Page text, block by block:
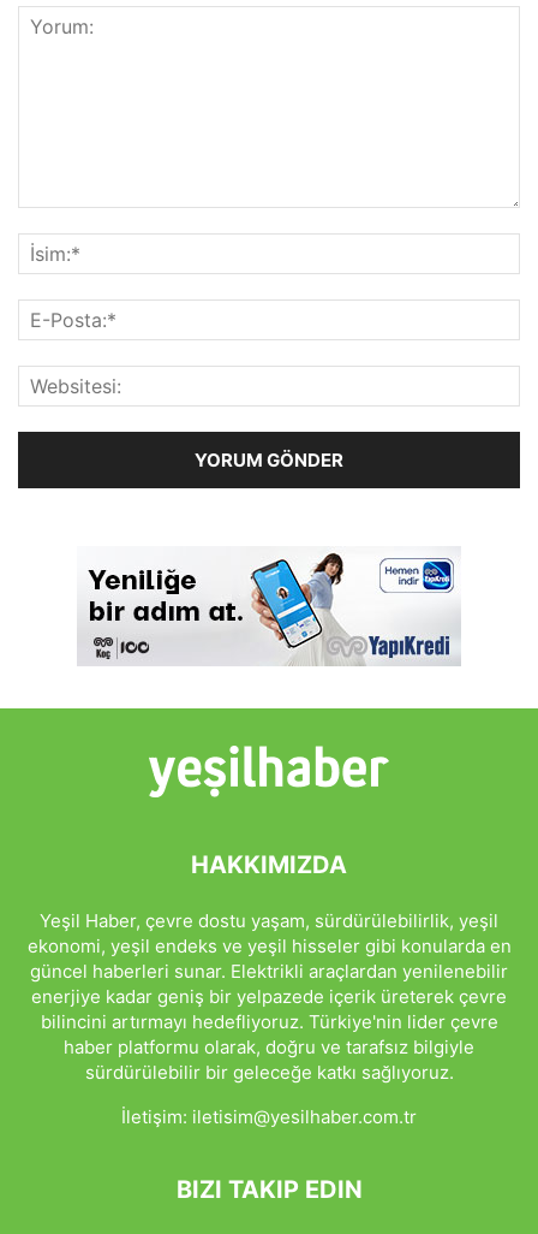
HAKKIMIZDA
Yeşil Haber, çevre dostu yaşam, sürdürülebilirlik, yeşil
ekonomi, yeşil endeks ve yeşil hisseler gibi konularda en
güncel haberleri sunar. Elektrikli araçlardan yenilenebilir
enerjiye kadar geniş bir yelpazede içerik üreterek çevre
bilincini artırmayı hedefliyoruz. Türkiye'nin lider çevre
haber platformu olarak, doğru ve tarafsız bilgiyle
sürdürülebilir bir geleceğe katkı sağlıyoruz.
İletişim: iletisim@yesilhaber.com.tr
BIZI TAKIP EDIN